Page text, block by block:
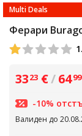
Multi Deals
Ферари
3323 €/6499
-10%
Валиден до